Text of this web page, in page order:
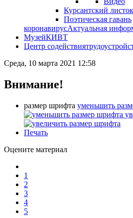
Курсантский листок
Поэтическая гавань
коронавирусАктуальная
МузейКИВТ
Центр содействия
Среда, 10 марта 2021 12:58
Внимание!
размер шрифта уменьшить
Печать
Оцените материал
1
2
3
4
5